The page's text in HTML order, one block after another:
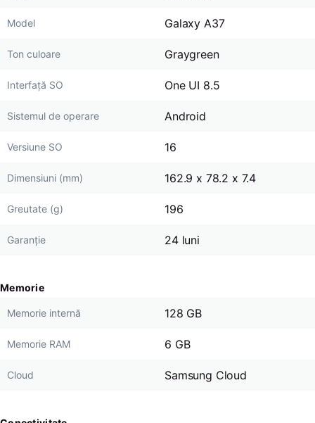
Model Galaxy A37
Ton culoare Graygreen
Interfață SO One UI 8.5
Sistemul de operare Android
Versiune SO 16
Dimensiuni (mm) 162.9 x 78.2 x 7.4
Greutate (g) 196
Garanție 24 luni
Memorie
Memorie internă 128 GB
Memorie RAM 6 GB
Cloud Samsung Cloud